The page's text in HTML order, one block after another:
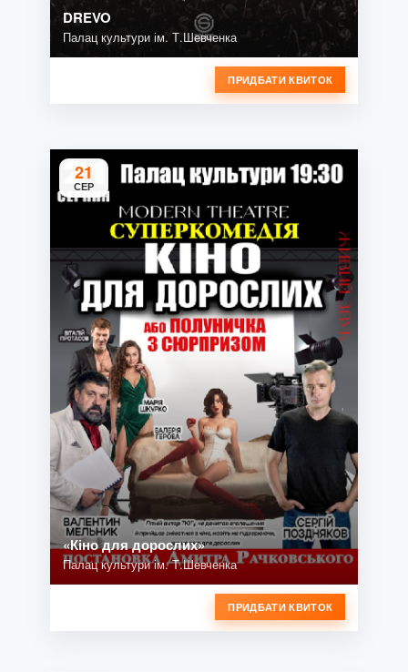
DREVO
Палац культури ім. Т.Шевченка
ПРИДБАТИ КВИТОК
21
СЕР
«Кіно для дорослих»
Палац культури ім. Т.Шевченка
ПРИДБАТИ КВИТОК